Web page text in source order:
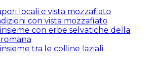
locali e vista mozzafiato
con vista mozzafiato
con erbe selvatiche della
tra le colline laziali